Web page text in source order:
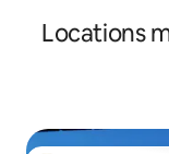
Locations